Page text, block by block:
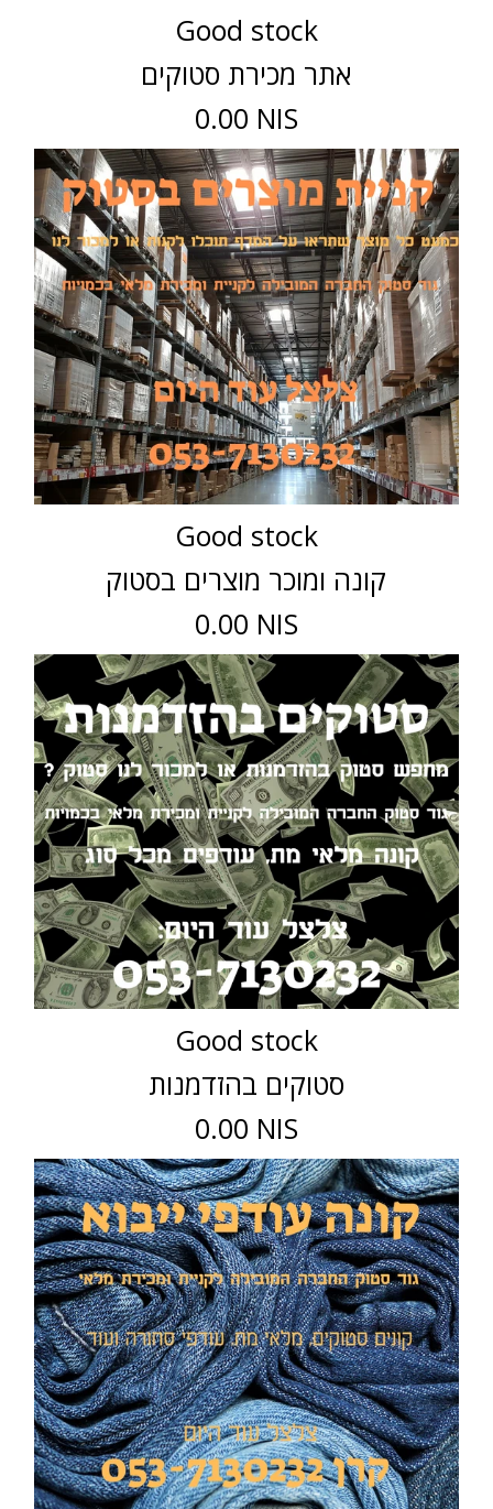
Good stock
אתר מכירת סטוקים
0.00 NIS
Good stock
קונה ומוכר מוצרים בסטוק
0.00 NIS
Good stock
סטוקים בהזדמנות
0.00 NIS